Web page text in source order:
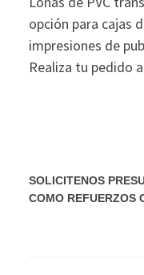
opción para cajas
impresiones de
Realiza tu pedido
SOLICITENOS
COMO REFUERZOS